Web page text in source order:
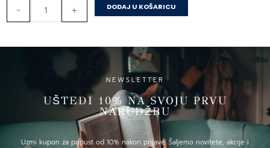
- + DODAJ U KOŠARICU
NEWSLETTER
UŠTEDI 10% NA SVOJU PRVU
NARUDŽBU
Uzmi kupon za popust od 10% nakon prijave. Šaljemo novitete, akcije i